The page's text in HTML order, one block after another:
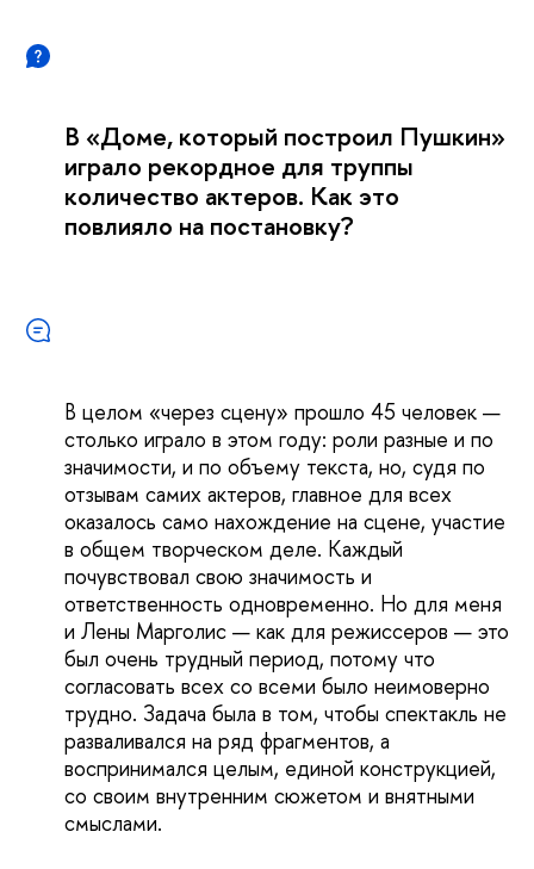
В «Доме, который построил Пушкин»
играло рекордное для труппы
количество актеров. Как это
повлияло на постановку?
В целом «через сцену» прошло 45 человек —
столько играло в этом году: роли разные и по
значимости, и по объему текста, но, судя по
отзывам самих актеров, главное для всех
оказалось само нахождение на сцене, участие
в общем творческом деле. Каждый
почувствовал свою значимость и
ответственность одновременно. Но для меня
и Лены Марголис — как для режиссеров — это
был очень трудный период, потому что
согласовать всех со всеми было неимоверно
трудно. Задача была в том, чтобы спектакль не
разваливался на ряд фрагментов, а
воспринимался целым, единой конструкцией,
со своим внутренним сюжетом и внятными
смыслами.